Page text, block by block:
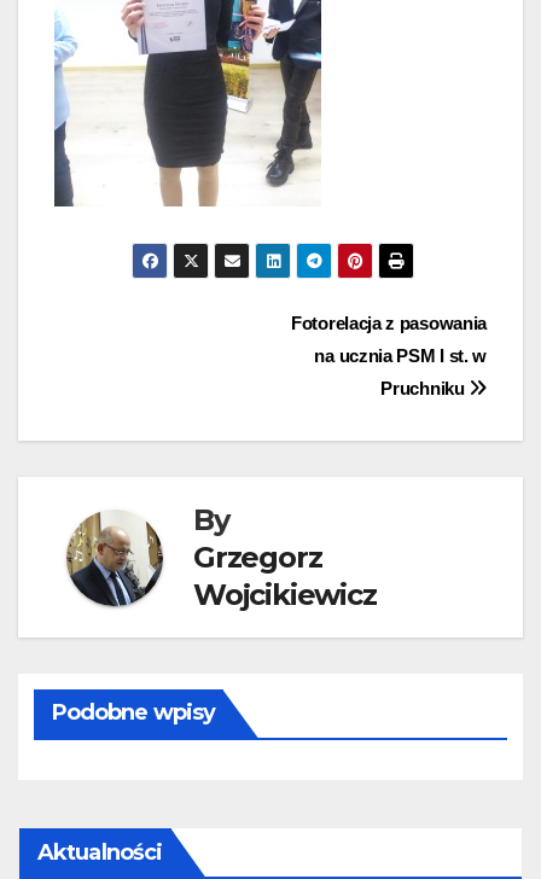
Fotorelacja z pasowania
na ucznia PSM I st. w
Pruchniku
By
Grzegorz
Wojcikiewicz
Podobne wpisy
Aktualności